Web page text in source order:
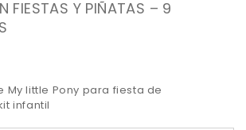
FIESTAS Y PIÑATAS – 9
My little Pony para fiesta de
infantil